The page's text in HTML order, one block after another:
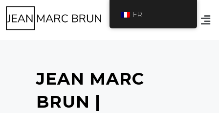
JEAN MARC
BRUN |
FR